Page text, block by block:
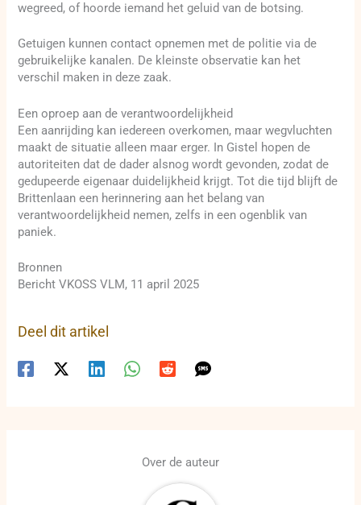
wegreed, of hoorde iemand het geluid van de botsing.
Getuigen kunnen contact opnemen met de politie via de
gebruikelijke kanalen. De kleinste observatie kan het
verschil maken in deze zaak.
Een oproep aan de verantwoordelijkheid
Een aanrijding kan iedereen overkomen, maar wegvluchten
maakt de situatie alleen maar erger. In Gistel hopen de
autoriteiten dat de dader alsnog wordt gevonden, zodat de
gedupeerde eigenaar duidelijkheid krijgt. Tot die tijd blijft de
Brittenlaan een herinnering aan het belang van
verantwoordelijkheid nemen, zelfs in een ogenblik van
paniek.
Bronnen
Bericht VKOSS VLM, 11 april 2025
Deel dit artikel
Over de auteur